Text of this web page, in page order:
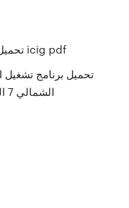
تحميل تقرير icig pdf
تحميل برنامج
الشمالي 7 الموالية